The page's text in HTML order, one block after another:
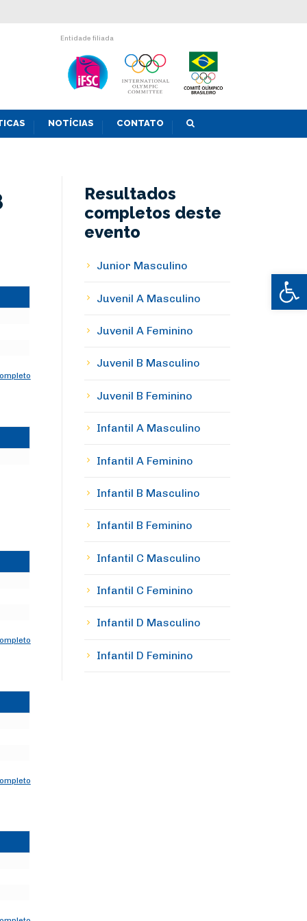
Abrir
Entidade filiada
NOTÍCIAS CONTATO
Resultados
completos deste
evento
Junior Masculino
Juvenil A Masculino
Juvenil A Feminino
Juvenil B Masculino
Juvenil B Feminino
Infantil A Masculino
Infantil A Feminino
Infantil B Masculino
Infantil B Feminino
Infantil C Masculino
Infantil C Feminino
Infantil D Masculino
Infantil D Feminino